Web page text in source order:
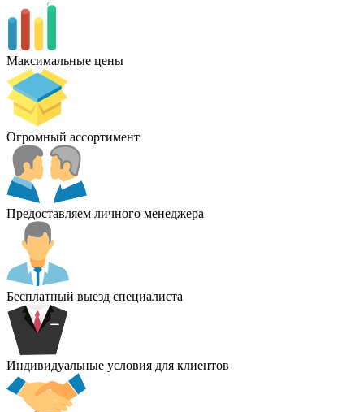
Максимальные цены
Огромный ассортимент
Предоставляем личного менеджера
Бесплатный выезд специалиста
Индивидуальные условия для клиентов